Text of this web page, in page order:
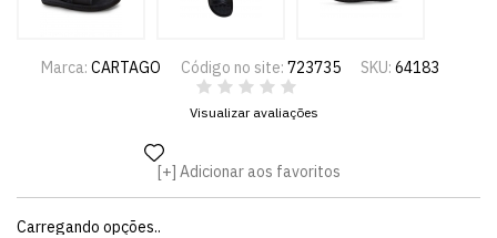
Marca: CARTAGO Código no site: 723735 SKU: 64183
Visualizar avaliações
Adicionar aos favoritos
Carregando opções..